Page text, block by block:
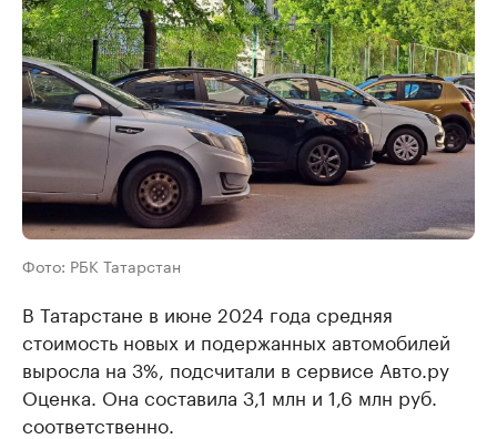
Фото: РБК Татарстан
В Татарстане в июне 2024 года средняя
стоимость новых и подержанных автомобилей
выросла на 3%, подсчитали в сервисе Авто.ру
Оценка. Она составила 3,1 млн и 1,6 млн руб.
соответственно.